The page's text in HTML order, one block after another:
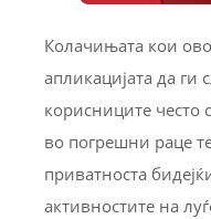
Колачињата кои
апликацијата да ги
корисниците често
во погрешни раце
приватноста
активностите на